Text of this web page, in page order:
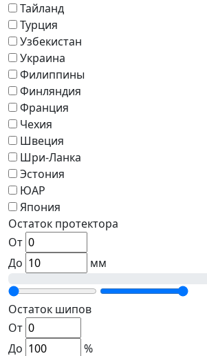
Тайланд
Турция
Узбекистан
Украина
Филиппины
Финляндия
Франция
Чехия
Швеция
Шри-Ланка
Эстония
ЮАР
Япония
Остаток протектора
От
До
мм
Остаток шипов
От
До
%